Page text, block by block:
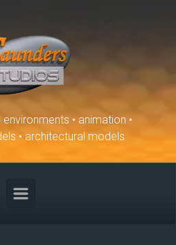
environments • animation •
• architectural models